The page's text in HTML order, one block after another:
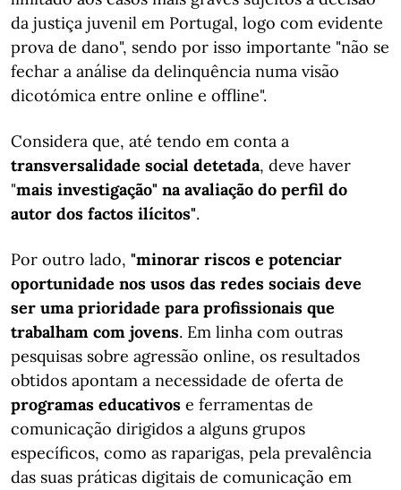
da justiça juvenil em Portugal, logo com evidente
prova de dano", sendo por isso importante "não se
fechar a análise da delinquência numa visão
dicotómica entre online e offline".
Considera que, até tendo em conta a
transversalidade social detetada, deve haver
"mais investigação" na avaliação do perfil do
autor dos factos ilícitos".
Por outro lado, "minorar riscos e potenciar
oportunidade nos usos das redes sociais deve
ser uma prioridade para profissionais que
trabalham com jovens. Em linha com outras
pesquisas sobre agressão online, os resultados
obtidos apontam a necessidade de oferta de
programas educativos e ferramentas de
comunicação dirigidos a alguns grupos
específicos, como as raparigas, pela prevalência
das suas práticas digitais de comunicação em